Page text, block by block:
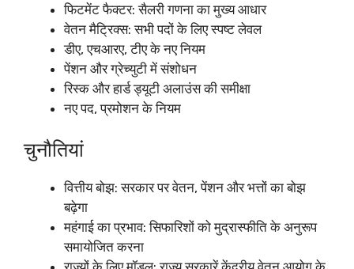
फिटमेंट फैक्टर: सैलरी गणना का मुख्य आधार​
वेतन मैट्रिक्स: सभी पदों के लिए स्पष्ट लेवल
डीए, एचआरए, टीए के नए नियम​
पेंशन और ग्रेच्युटी में संशोधन
रिस्क और हार्ड ड्यूटी अलाउंस की समीक्षा
नए पद, प्रमोशन के नियम
चुनौतियां
वित्तीय बोझ: सरकार पर वेतन, पेंशन और भत्तों का बोझ
बढ़ेगा
महंगाई का प्रभाव: सिफारिशों को मुद्रास्फीति के अनुरूप
समायोजित करना